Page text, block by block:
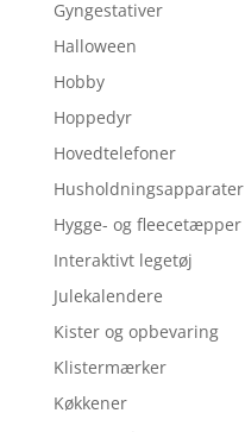
Gyngestativer
Halloween
Hobby
Hoppedyr
Hovedtelefoner
Husholdningsapparater
Hygge- og fleecetæpper
Interaktivt legetøj
Julekalendere
Kister og opbevaring
Klistermærker
Køkkener